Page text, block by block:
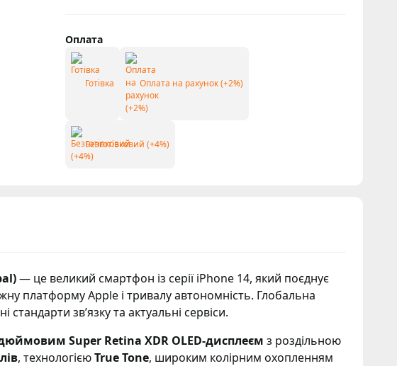
Оплата
Готівка Оплата на рахунок (+2%)
Безготівковий (+4%)
— це великий смартфон із серії iPhone 14, який поєднує
платформу Apple і тривалу автономність. Глобальна
стандарти звʼязку та актуальні сервіси.
Super Retina XDR OLED-дисплеєм з роздільною
, технологієюTrue Tone, широким колірним охопленням